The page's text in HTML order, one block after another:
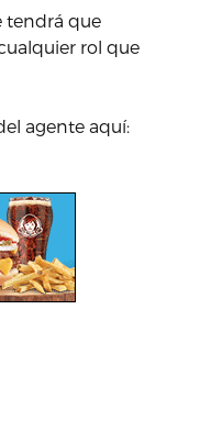
tendrá que
rol que
agente aquí: